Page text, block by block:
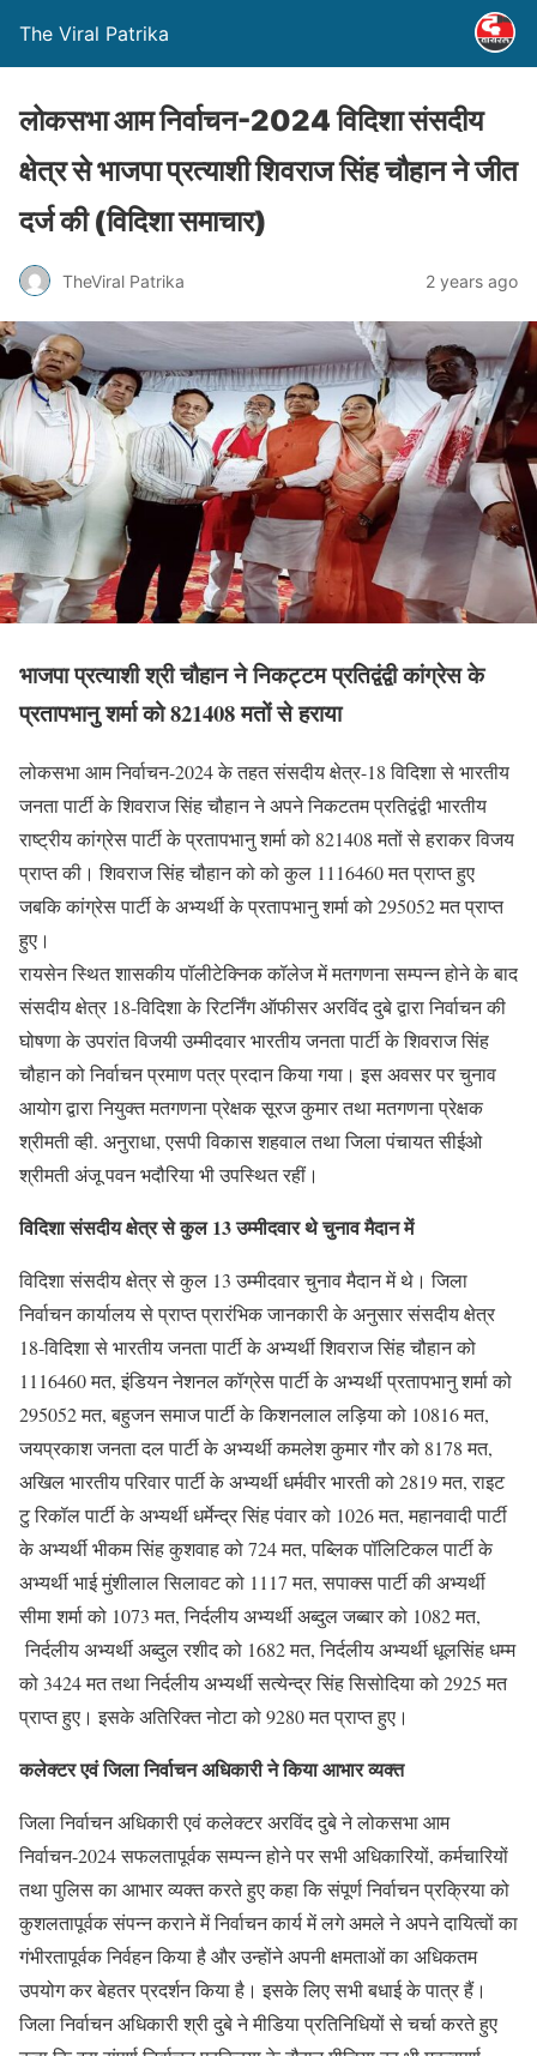
The Viral Patrika
लोकसभा आम निर्वाचन-2024 विदिशा संसदीय
क्षेत्र से भाजपा प्रत्याशी शिवराज सिंह चौहान ने जीत
दर्ज की (विदिशा समाचार)
TheViral Patrika 2 years ago
भाजपा प्रत्याशी श्री चौहान ने निकट्टम प्रतिद्वंद्वी कांग्रेस के
प्रतापभानु शर्मा को 821408 मतों से हराया
लोकसभा आम निर्वाचन-2024 के तहत संसदीय क्षेत्र-18 विदिशा से भारतीय
जनता पार्टी के शिवराज सिंह चौहान ने अपने निकटतम प्रतिद्वंद्वी भारतीय
राष्ट्रीय कांग्रेस पार्टी के प्रतापभानु शर्मा को 821408 मतों से हराकर विजय
प्राप्त की। शिवराज सिंह चौहान को को कुल 1116460 मत प्राप्त हुए
जबकि कांग्रेस पार्टी के अभ्यर्थी के प्रतापभानु शर्मा को 295052 मत प्राप्त
हुए।
रायसेन स्थित शासकीय पॉलीटेक्निक कॉलेज में मतगणना सम्पन्न होने के बाद
संसदीय क्षेत्र 18-विदिशा के रिटर्निंग ऑफीसर अरविंद दुबे द्वारा निर्वाचन की
घोषणा के उपरांत विजयी उम्मीदवार भारतीय जनता पार्टी के शिवराज सिंह
चौहान को निर्वाचन प्रमाण पत्र प्रदान किया गया। इस अवसर पर चुनाव
आयोग द्वारा नियुक्त मतगणना प्रेक्षक सूरज कुमार तथा मतगणना प्रेक्षक
श्रीमती व्ही. अनुराधा, एसपी विकास शहवाल तथा जिला पंचायत सीईओ
श्रीमती अंजू पवन भदौरिया भी उपस्थित रहीं।
विदिशा संसदीय क्षेत्र से कुल 13 उम्मीदवार थे चुनाव मैदान में
विदिशा संसदीय क्षेत्र से कुल 13 उम्मीदवार चुनाव मैदान में थे। जिला
निर्वाचन कार्यालय से प्राप्त प्रारंभिक जानकारी के अनुसार संसदीय क्षेत्र
18-विदिशा से भारतीय जनता पार्टी के अभ्यर्थी शिवराज सिंह चौहान को
1116460 मत, इंडियन नेशनल कॉग्रेस पार्टी के अभ्यर्थी प्रतापभानु शर्मा को
295052 मत, बहुजन समाज पार्टी के किशनलाल लड़िया को 10816 मत,
जयप्रकाश जनता दल पार्टी के अभ्यर्थी कमलेश कुमार गौर को 8178 मत,
अखिल भारतीय परिवार पार्टी के अभ्यर्थी धर्मवीर भारती को 2819 मत, राइट
टु रिकॉल पार्टी के अभ्यर्थी धर्मेन्द्र सिंह पंवार को 1026 मत, महानवादी पार्टी
के अभ्यर्थी भीकम सिंह कुशवाह को 724 मत, पब्लिक पॉलिटिकल पार्टी के
अभ्यर्थी भाई मुंशीलाल सिलावट को 1117 मत, सपाक्स पार्टी की अभ्यर्थी
सीमा शर्मा को 1073 मत, निर्दलीय अभ्यर्थी अब्दुल जब्बार को 1082 मत,
निर्दलीय अभ्यर्थी अब्दुल रशीद को 1682 मत, निर्दलीय अभ्यर्थी धूलसिंह धम्म
को 3424 मत तथा निर्दलीय अभ्यर्थी सत्येन्द्र सिंह सिसोदिया को 2925 मत
प्राप्त हुए। इसके अतिरिक्त नोटा को 9280 मत प्राप्त हुए।
कलेक्टर एवं जिला निर्वाचन अधिकारी ने किया आभार व्यक्त
जिला निर्वाचन अधिकारी एवं कलेक्टर अरविंद दुबे ने लोकसभा आम
निर्वाचन-2024 सफलतापूर्वक सम्पन्न होने पर सभी अधिकारियों, कर्मचारियों
तथा पुलिस का आभार व्यक्त करते हुए कहा कि संपूर्ण निर्वाचन प्रक्रिया को
कुशलतापूर्वक संपन्न कराने में निर्वाचन कार्य में लगे अमले ने अपने दायित्वों का
गंभीरतापूर्वक निर्वहन किया है और उन्होंने अपनी क्षमताओं का अधिकतम
उपयोग कर बेहतर प्रदर्शन किया है। इसके लिए सभी बधाई के पात्र हैं।
जिला निर्वाचन अधिकारी श्री दुबे ने मीडिया प्रतिनिधियों से चर्चा करते हुए